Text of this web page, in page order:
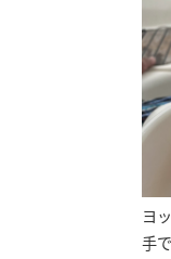
ヨ
手